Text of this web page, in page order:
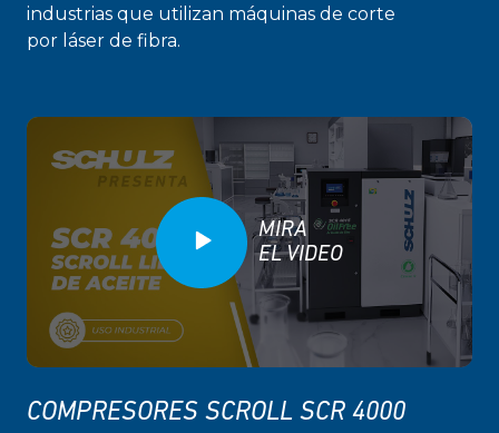
industrias que utilizan máquinas de corte
por láser de fibra.
MIRA
EL VIDEO
COMPRESORES SCROLL SCR 4000